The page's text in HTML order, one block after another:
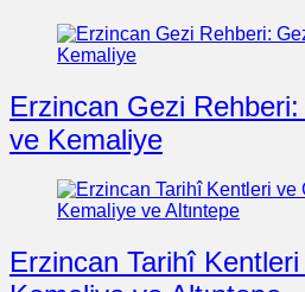
Erzincan Gezi
ve Kemaliye
Erzincan Tarihî